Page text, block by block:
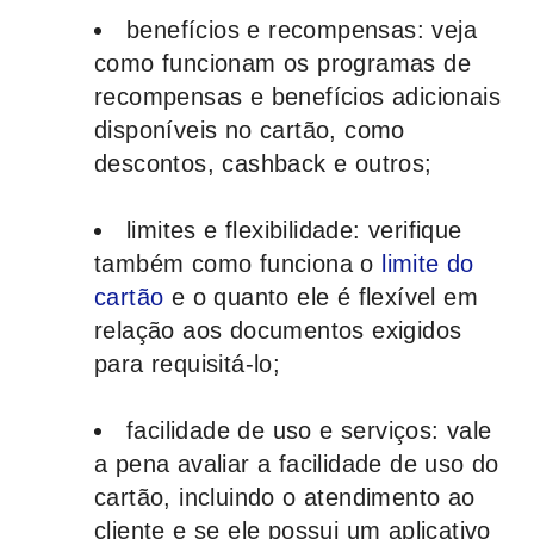
benefícios e recompensas: veja
como funcionam os programas de
recompensas e benefícios adicionais
disponíveis no cartão, como
descontos, cashback e outros;
limites e flexibilidade: verifique
também como funciona o limite do
cartão e o quanto ele é flexível em
relação aos documentos exigidos
para requisitá-lo;
facilidade de uso e serviços: vale
a pena avaliar a facilidade de uso do
cartão, incluindo o atendimento ao
cliente e se ele possui um aplicativo